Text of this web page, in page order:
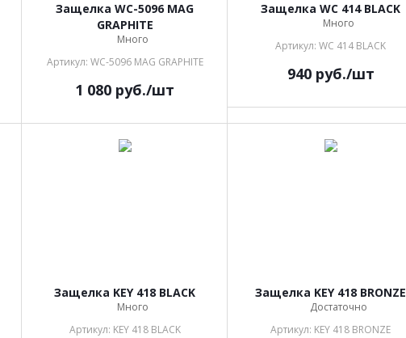
Защелка WC-5096 MAG
GRAPHITE
Много
Артикул: WC-5096 MAG GRAPHITE
1 080 руб./шт
Защелка WC 414 BLACK
Много
Артикул: WC 414 BLACK
940руб./шт
Защелка KEY 418 BLACK
Много
Артикул: KEY 418 BLACK
Защелка KEY 418 BRONZE
Достаточно
Артикул: KEY 418 BRONZE